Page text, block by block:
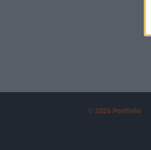
© 2026 Portfolio